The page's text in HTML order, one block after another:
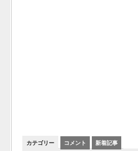
カテゴリー コメント 新着記事